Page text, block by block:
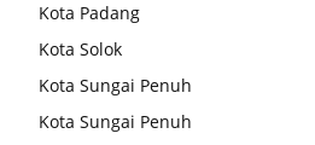
Kota Padang
Kota Solok
Kota Sungai Penuh
Kota Sungai Penuh